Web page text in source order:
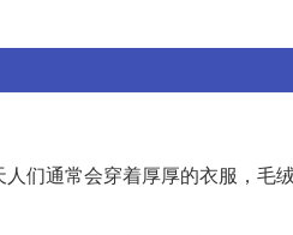
们通常会穿着厚厚的衣服，毛